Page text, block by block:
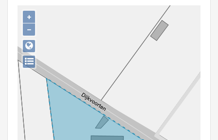
Gebeurtenis
Persoon of collectief
Downloads
Hergebruik
Aanmelden
+
−